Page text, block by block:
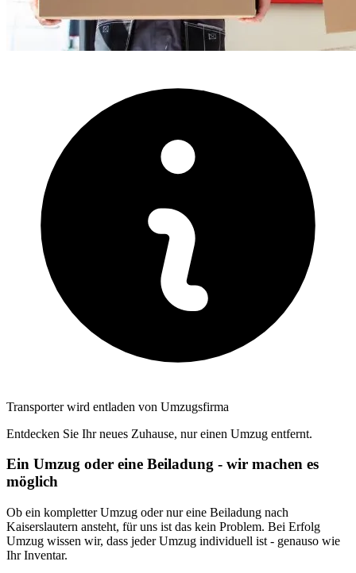
Transporter wird entladen von Umzugsfirma
Entdecken Sie Ihr neues Zuhause, nur einen Umzug entfernt.
Ein Umzug oder eine Beiladung - wir machen es
möglich
Ob ein kompletter Umzug oder nur eine Beiladung nach
Kaiserslautern ansteht, für uns ist das kein Problem. Bei Erfolg
Umzug wissen wir, dass jeder Umzug individuell ist - genauso wie
Ihr Inventar.